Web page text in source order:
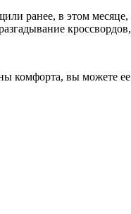
ранее, в этом
комфорта, вы можете